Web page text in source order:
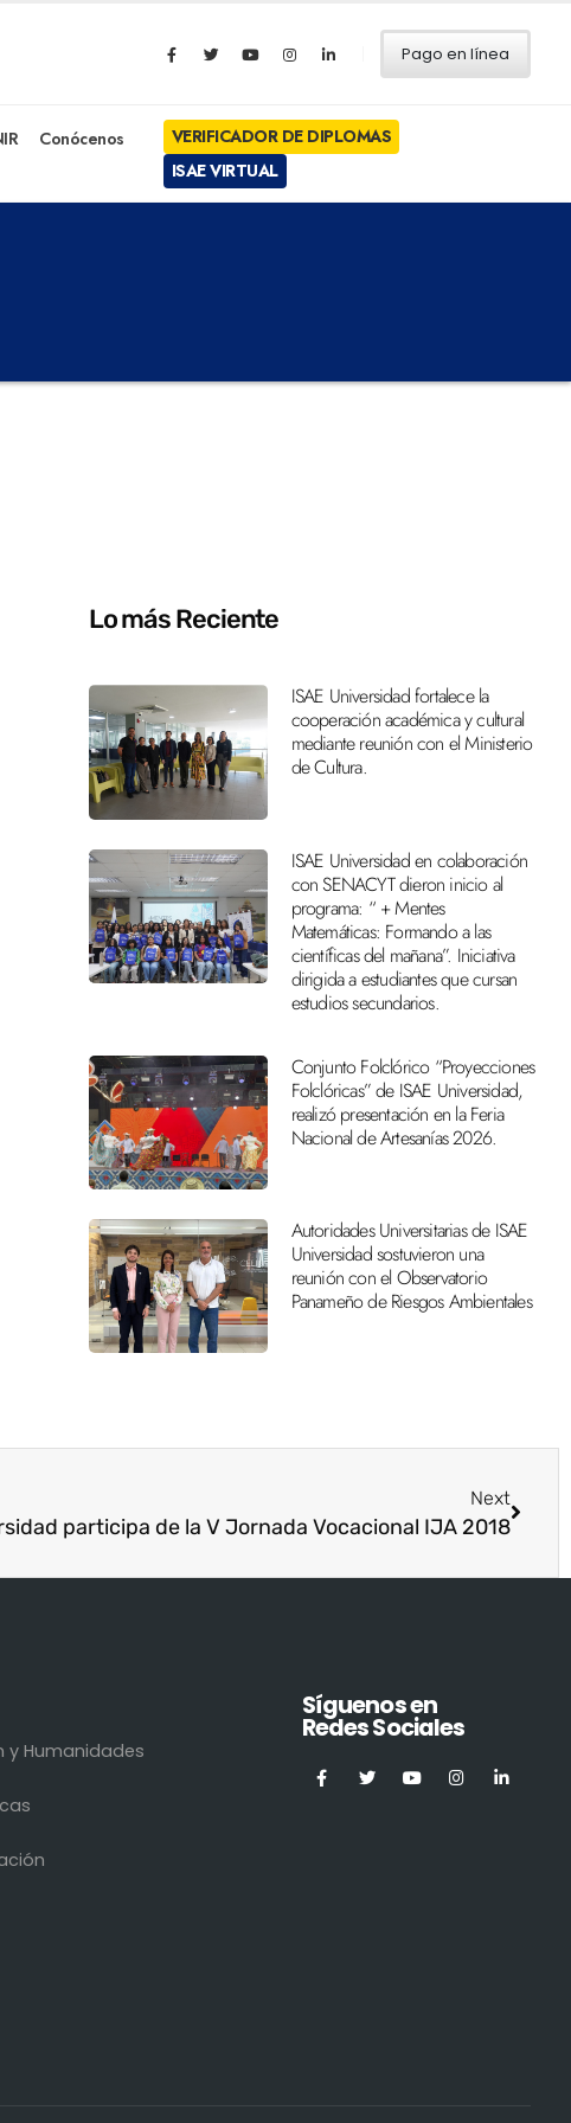
Pago en línea
Conócenos
VERIFICADOR DE DIPLOMAS
ISAE VIRTUAL
Lo más Reciente
ISAE Universidad fortalece la
cooperación académica y cultural
mediante reunión con el Ministerio
de Cultura.
ISAE Universidad en colaboración
con SENACYT dieron inicio al
programa: “ + Mentes
Matemáticas: Formando a las
científicas del mañana”. Iniciativa
dirigida a estudiantes que cursan
estudios secundarios.
Conjunto Folclórico “Proyecciones
Folclóricas” de ISAE Universidad,
realizó presentación en la Feria
Nacional de Artesanías 2026.
Autoridades Universitarias de ISAE
Universidad sostuvieron una
reunión con el Observatorio
Panameño de Riesgos Ambientales
Next
participa de la V Jornada Vocacional IJA 2018
y Humanidades
Síguenos en
Redes Sociales